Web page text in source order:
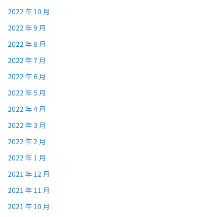
2022 年 10 月
2022 年 9 月
2022 年 8 月
2022 年 7 月
2022 年 6 月
2022 年 5 月
2022 年 4 月
2022 年 3 月
2022 年 2 月
2022 年 1 月
2021 年 12 月
2021 年 11 月
2021 年 10 月